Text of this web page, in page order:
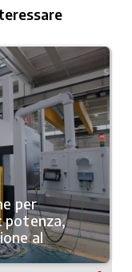
per
potenza,
al